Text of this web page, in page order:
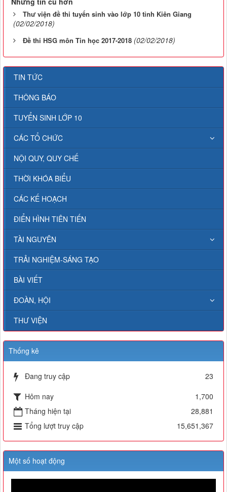
Thư viện đề thi tuyển sinh vào lớp 10 tỉnh Kiên Giang
(02/02/2018)
Đề thi HSG môn Tin học 2017-2018 (02/02/2018)
TIN TỨC
THÔNG BÁO
TUYỂN SINH LỚP 10
CÁC TỔ CHỨC
NỘI QUY, QUY CHẾ
THỜI KHÓA BIỂU
CÁC KẾ HOẠCH
ĐIỂN HÌNH TIÊN TIẾN
TÀI NGUYÊN
TRẢI NGHIỆM-SÁNG TẠO
BÀI VIẾT
ĐOÀN, HỘI
THƯ VIỆN
Thống kê
Đang truy cập
23
Hôm nay
1,700
Tháng hiện tại
28,881
Tổng lượt truy cập
15,651,367
Một số hoạt động